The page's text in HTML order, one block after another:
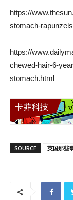
https://
stomach-
https://
chewed-hair-6-
stomach.html
SOURCE 英国那些